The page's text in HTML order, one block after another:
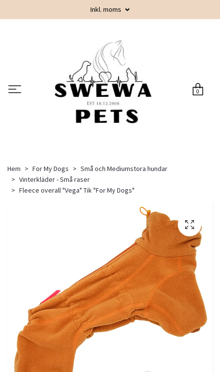
Inkl. moms
0
Hem For My Dogs
Små och Mediumstora hundar
Vinterkläder - Små raser
Fleece overall "Vega" Tik "For My Dogs"